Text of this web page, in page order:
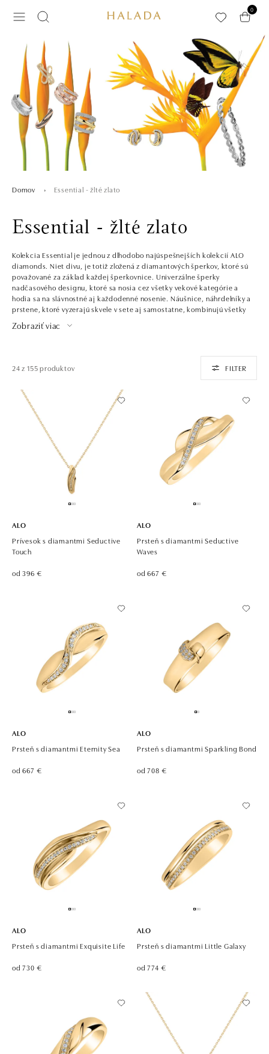
0
Domov Essential - žlté zlato
Essential - žlté zlato
Kolekcia Essential je jednou z dlhodobo najúspešnejších kolekcií ALO
diamonds. Niet divu, je totiž zložená z diamantových šperkov, ktoré sú
považované za základ každej šperkovnice. Univerzálne šperky
nadčasového designu, ktoré sa nosia cez všetky vekové kategórie a
hodia sa na slávnostné aj každodenné nosenie. Náušnice, náhrdelníky a
prstene, ktoré vyzerajú skvele v sete aj samostatne, kombinujú všetky
Zobraziť viac
24 z 155 produktov FILTER
ALO
Prívesok s diamantmi Seductive
Touch
od 396 €
ALO
Prsteň s diamantmi Seductive
Waves
od 667 €
ALO
Prsteň s diamantmi Eternity Sea
od 667 €
ALO
Prsteň s diamantmi Sparkling Bond
od 708 €
ALO
Prsteň s diamantmi Exquisite Life
od 730 €
ALO
Prsteň s diamantmi Little Galaxy
od 774 €